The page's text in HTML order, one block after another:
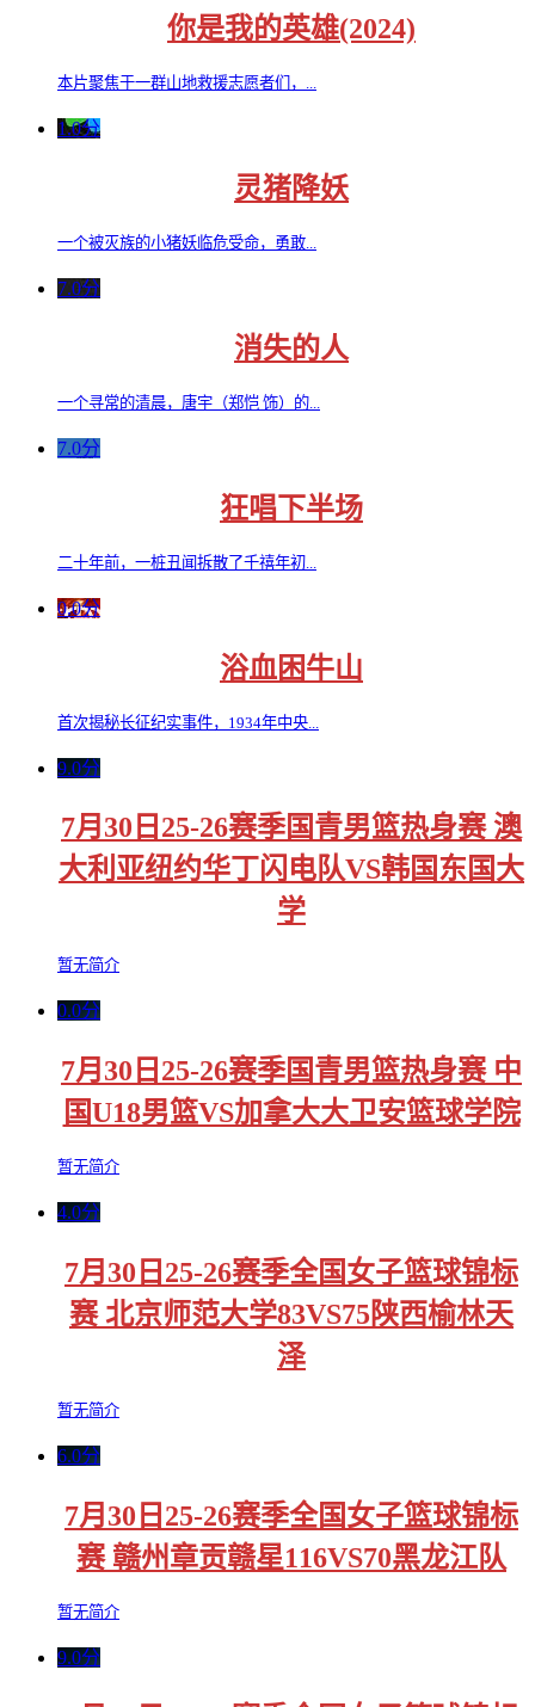
你是我的英雄(2024)
本片聚焦于一群山地救援志愿者们，...
1.0分
灵猪降妖
一个被灭族的小猪妖临危受命，勇敢...
7.0分
消失的人
一个寻常的清晨，唐宇（郑恺 饰）的...
7.0分
狂唱下半场
二十年前，一桩丑闻拆散了千禧年初...
0.0分
浴血困牛山
首次揭秘长征纪实事件，1934年中央...
9.0分
7月30日25-26赛季国青男篮热身赛 澳
大利亚纽约华丁闪电队VS韩国东国大
学
暂无简介
0.0分
7月30日25-26赛季国青男篮热身赛 中
国U18男篮VS加拿大大卫安篮球学院
暂无简介
4.0分
7月30日25-26赛季全国女子篮球锦标
赛 北京师范大学83VS75陕西榆林天
泽
暂无简介
6.0分
7月30日25-26赛季全国女子篮球锦标
赛 赣州章贡赣星116VS70黑龙江队
暂无简介
9.0分